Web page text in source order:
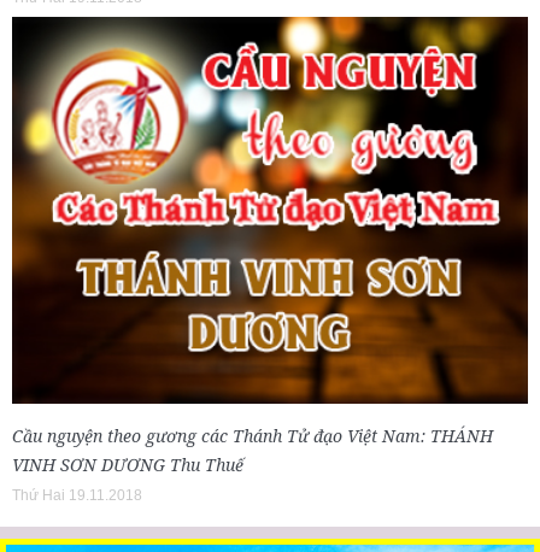
Cầu nguyện theo gương các Thánh Tử đạo Việt Nam: THÁNH
VINH SƠN DƯƠNG Thu Thuế
Thứ Hai 19.11.2018